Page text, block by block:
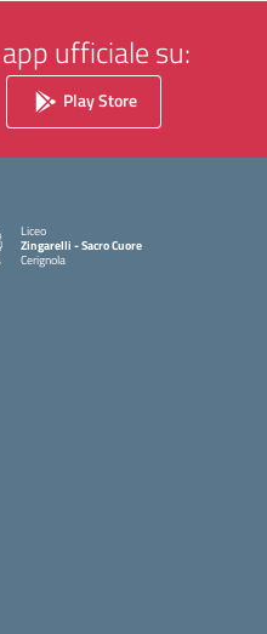
ufficiale su:
Play Store
Liceo
Zingarelli - Sacro Cuore
Cerignola
— Visita la pagina iniziale della scuola